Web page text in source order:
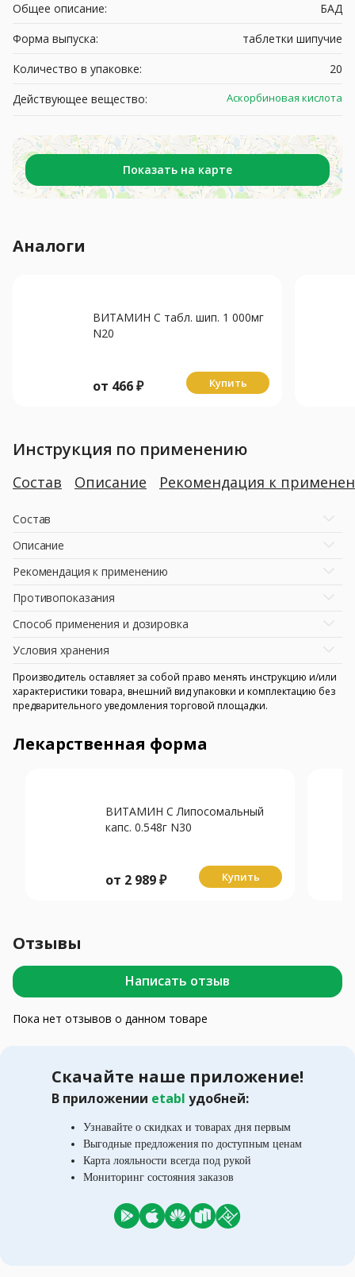
Общее описание:
БАД
Форма выпуска:
таблетки шипучие
Количество в упаковке:
20
Действующее вещество:
Аскорбиновая кислота
Показать на карте
Аналоги
ВИТАМИН С табл. шип. 1 000мг
N20
от 466₽ Купить
Инструкция по применению
Состав Описание Рекомендация к
Состав
Описание
Рекомендация к применению
Противопоказания
Способ применения и дозировка
Условия хранения
Производитель оставляет за собой право менять инструкцию и/или
характеристики товара, внешний вид упаковки и комплектацию без
предварительного уведомления торговой площадки.
Лекарственная форма
ВИТАМИН С Липосомальный
капс. 0.548г N30
от 2 989₽ Купить
Отзывы
Написать отзыв
Пока нет отзывов о данном товаре
Скачайте наше приложение!
В приложении etabl удобней:
Узнавайте о скидках и товарах дня первым
Выгодные предложения по доступным ценам
Карта лояльности всегда под рукой
Мониторинг состояния заказов